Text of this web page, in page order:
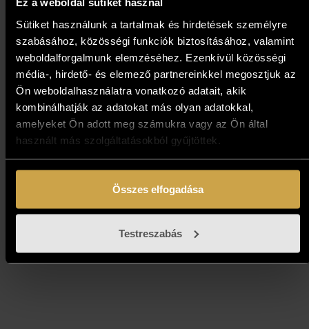
Sütiket használunk a tartalmak és hirdetések személyre
szabásához, közösségi funkciók biztosításához, valamint
weboldalforgalmunk elemzéséhez. Ezenkívül közösségi
média-, hirdető- és elemező partnereinkkel megosztjuk az
Ön weboldalhasználatra vonatkozó adatait, akik
kombinálhatják az adatokat más olyan adatokkal,
amelyeket Ön adott meg számukra vagy az Ön által
használt más szolgáltatásokból gyűjtöttek.
Összes elfogadása
Testreszabás
Gulyás László - Titok (60x80
cm)
637 000Ft